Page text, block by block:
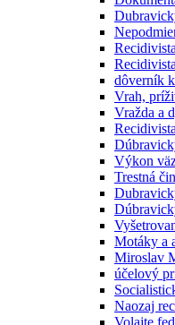
dôverník
Vrah,
Vražda a
Výkon
Trestná
Motáky a
Miroslav
účelový
Naozaj
Volajte